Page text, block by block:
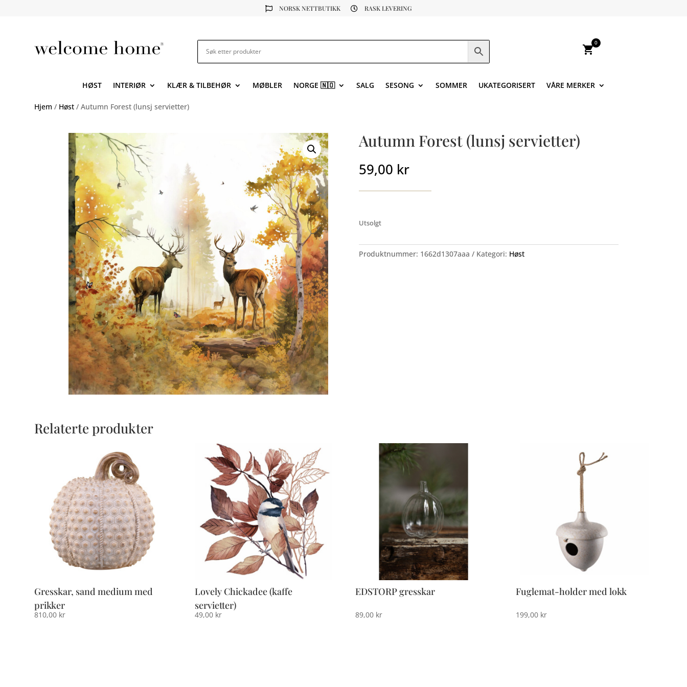
 NORSK NETTBUTIKK  RASK LEVERING
shopping_cart
0
HØST INTERIØR KLÆR & TILBEHØR MØBLER NORGE 🇳🇴 SALG SESONG SOMMER UKATEGORISERT VÅRE MERKER
Hjem / Høst / Autumn Forest (lunsj servietter)
Autumn Forest (lunsj servietter)
59,00 kr
Utsolgt
Produktnummer: 1662d1307aaa Kategori: Høst
Relaterte produkter
Gresskar, sand medium med
prikker
810,00 kr
Lovely Chickadee (kaffe
servietter)
49,00 kr
EDSTORP gresskar
89,00 kr
Fuglemat-holder med lokk
199,00 kr